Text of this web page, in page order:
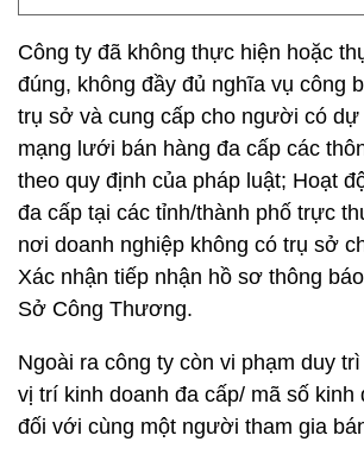
Công ty đã không thực hiện hoặc
đúng, không đầy đủ nghĩa vụ công
trụ sở và cung cấp cho người có dự
mạng lưới bán hàng đa cấp các
theo quy định của pháp luật; Hoạt
đa cấp tại các tỉnh/thành phố trực
nơi doanh nghiệp không có trụ sở
Xác nhận tiếp nhận hồ sơ thông
Sở Công Thương.
Ngoài ra công ty còn vi phạm duy
vị trí kinh doanh đa cấp/ mã số kinh
đối với cùng một người tham gia